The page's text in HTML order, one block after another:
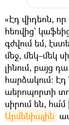
«Էդ վիդեոն,
հեռվից`
գժվում եմ,
մեջ, մեկ–մեկ
լինում, բայց
հարձակում։ Էդ
աերոպորտի
սիրում են,
Արմենիային